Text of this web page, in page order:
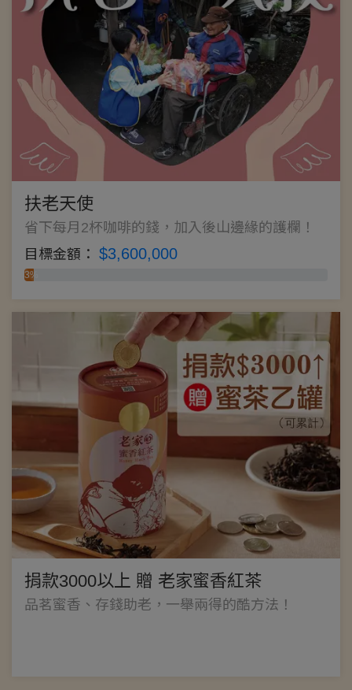
扶老天使
省下每月2杯咖啡的錢，加入後山邊緣的護欄！
目標金額： $3,600,000
3%
捐款3000以上 贈 老家蜜香紅茶
品茗蜜香、存錢助老，一舉兩得的酷方法！